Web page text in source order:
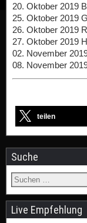
20. Oktober 2019
25. Oktober 2019
26. Oktober 2019
27. Oktober 2019
02. November
08. November
teilen
Suche
Live Empfehlung